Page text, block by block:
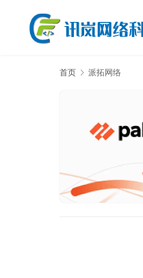
首页 派拓网络